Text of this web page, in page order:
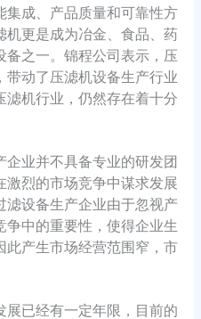
集成、产品质量和可靠性方
机更是成为冶金、食品、药
备之一。锦程公司表示，压
带动了压滤机设备生产行业
滤机行业，仍然存在着十分
企业并不具备专业的研发团
激烈的市场竞争中谋求发展
滤设备生产企业由于忽视产
争中的重要性，使得企业生
此产生市场经营范围窄，市
展已经有一定年限，目前的